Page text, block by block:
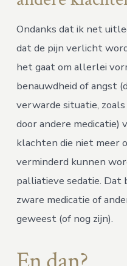
Ondanks dat ik net
dat de pijn verlicht
het gaat om allerlei
benauwdheid of angst
verwarde situatie,
door andere medicatie)
klachten die niet meer
verminderd kunnen
palliatieve sedatie.
zware medicatie of
geweest (of nog zijn).